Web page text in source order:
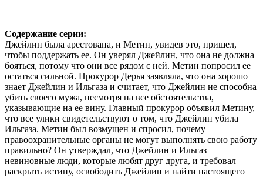
Содержание серии:
Джейлин была арестована, и Метин, увидев это, пришел,
чтобы поддержать ее. Он уверял Джейлин, что она не должна
бояться, потому что они все рядом с ней. Метин попросил ее
остаться сильной. Прокурор Дерья заявляла, что она хорошо
знает Джейлин и Ильгаза и считает, что Джейлин не способна
убить своего мужа, несмотря на все обстоятельства,
указывающие на ее вину. Главный прокурор объявил Метину,
что все улики свидетельствуют о том, что Джейлин убила
Ильгаза. Метин был возмущен и спросил, почему
правоохранительные органы не могут выполнять свою работу
правильно? Он утверждал, что Джейлин и Ильгаз
невиновные люди, которые любят друг друга, и требовал
раскрыть истину, освободить Джейлин и найти настоящего